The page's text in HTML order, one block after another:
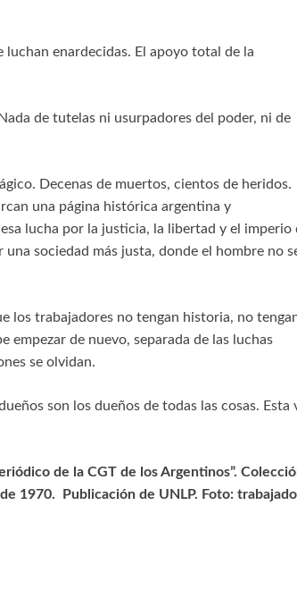
luchan enardecidas. El apoyo total de la
de tutelas ni usurpadores del poder, ni de
Decenas de muertos, cientos de heridos.
una página histórica argentina y
lucha por la justicia, la libertad y el imperio
sociedad más justa, donde el hombre no
los trabajadores no tengan historia, no
empezar de nuevo, separada de las luchas
se olvidan.
son los dueños de todas las cosas. Esta
de la CGT de los Argentinos”.
1970. Publicación de UNLP. Foto: